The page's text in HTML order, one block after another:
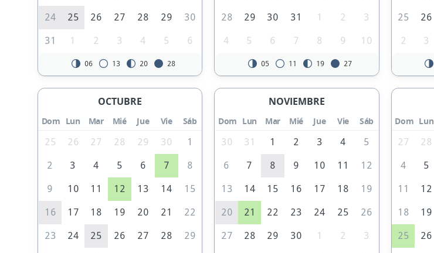
24 25 26 27 28 29 30
31 1 2 3 4 5 6
06 13 20 28
28 29 30 31 1 2 3
4 5 6 7 8 9 10
05 11 19 27
25 26
2 3
OCTUBRE
Dom Lun Mar Mié Jue Vie
Sáb
25
26 27 28 29 30 1
2 3 4 5 6 7 8
9 10 11 12 13 14 15
16 17 18 19 20 21 22
23 24 25 26 27 28 29
NOVIEMBRE
Dom Lun Mar Mié Jue Vie
Sáb
30
31 1 2 3 4 5
6 7 8 9 10 11 12
13 14 15 16 17 18 19
20 21 22 23 24 25 26
27 28 29 30 1 2 3
Dom Lun
27
28
4 5
11 12
18 19
25 26